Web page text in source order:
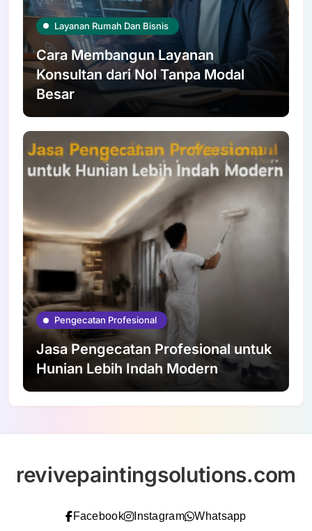
Layanan Rumah Dan Bisnis
Cara Membangun Layanan
Konsultan dari Nol Tanpa Modal
Besar
Pengecatan Profesional
Jasa Pengecatan Profesional untuk
Hunian Lebih Indah Modern
revivepaintingsolutions.com
Facebook Instagram Whatsapp